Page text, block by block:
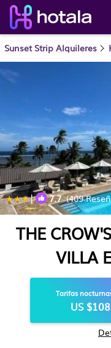
Sunset Strip Alquileres
| 7.7(409
THE
VILLA
Tarifas
US $108